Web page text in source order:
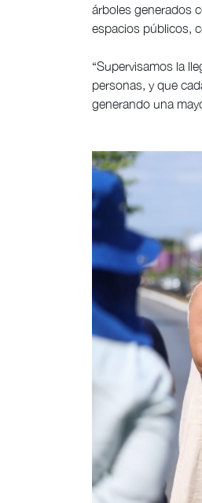
árboles generados
espacios públicos,
“Supervisamos la
personas, y que
generando una